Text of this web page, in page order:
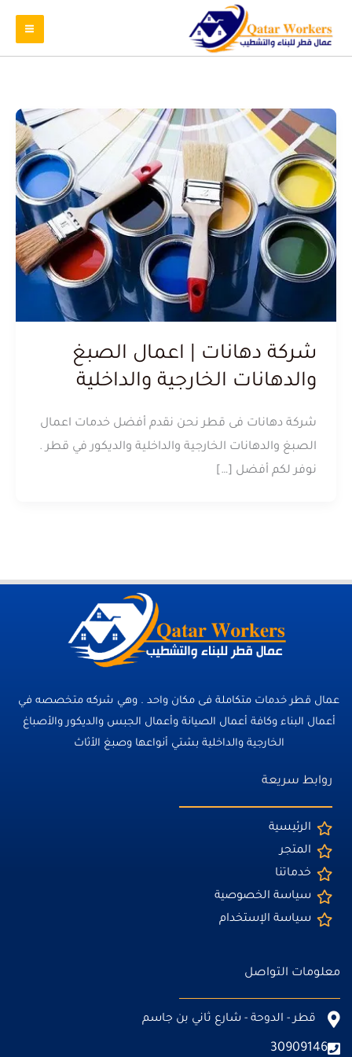
شركة دهانات | اعمال الصبغ
والدهانات الخارجية والداخلية
شركة دهانات فى قطر نحن نقدم أفضل خدمات اعمال
الصبغ والدهانات الخارجية والداخلية والديكور في قطر .
نوفر لكم أفضل […]
عمال قطر خدمات متكاملة فى مكان واحد . وهي شركه متخصصه في
أعمال البناء وكافة أعمال الصيانة وأعمال الجبس والديكور والأصباغ
الخارجية والداخلية بشتي أنواعها وصبغ الأثاث
روابط سريعة
الرئيسية
المتجر
خدماتنا
سياسة الخصوصية
سياسة الإستخدام
معلومات التواصل
قطر - الدوحة - شارع ثاني بن جاسم
30909146